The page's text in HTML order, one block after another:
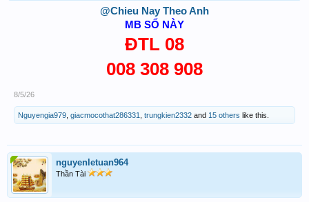
@Chieu Nay Theo Anh
MB SỐ NÀY
ĐTL 08
008 308 908
8/5/26
Nguyengia979 giacmocothat286331 trungkien2332 and 15 others like this.
nguyenletuan964
Thần Tài